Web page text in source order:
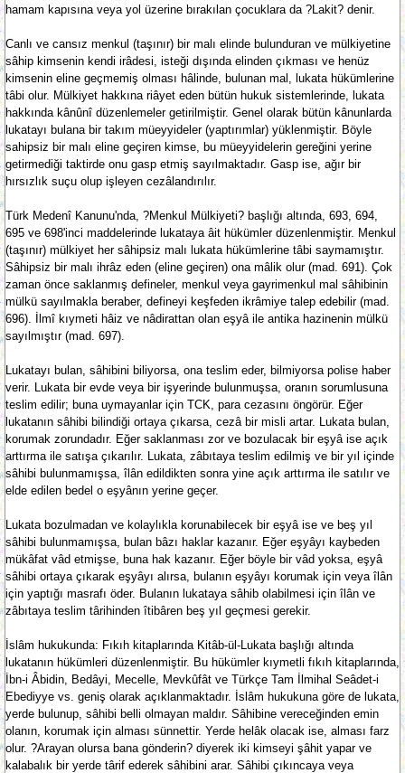
hamam kapısına veya yol üzerine bırakılan çocuklara da ?Lakit? denir.
Canlı ve cansız menkul (taşınır) bir malı elinde bulunduran ve mülkiyetine
sâhip kimsenin kendi irâdesi, isteği dışında elinden çıkması ve henüz
kimsenin eline geçmemiş olması hâlinde, bulunan mal, lukata hükümlerine
tâbi olur. Mülkiyet hakkına riâyet eden bütün hukuk sistemlerinde, lukata
hakkında kânûnî düzenlemeler getirilmiştir. Genel olarak bütün kânunlarda
lukatayı bulana bir takım müeyyideler (yaptırımlar) yüklenmiştir. Böyle
sahipsiz bir malı eline geçiren kimse, bu müeyyidelerin gereğini yerine
getirmediği taktirde onu gasp etmiş sayılmaktadır. Gasp ise, ağır bir
hırsızlık suçu olup işleyen cezâlandırılır.
Türk Medenî Kanunu'nda, ?Menkul Mülkiyeti? başlığı altında, 693, 694,
695 ve 698'inci maddelerinde lukataya âit hükümler düzenlenmiştir. Menkul
(taşınır) mülkiyet her sâhipsiz malı lukata hükümlerine tâbi saymamıştır.
Sâhipsiz bir malı ihrâz eden (eline geçiren) ona mâlik olur (mad. 691). Çok
zaman önce saklanmış defineler, menkul veya gayrimenkul mal sâhibinin
mülkü sayılmakla beraber, defineyi keşfeden ikrâmiye talep edebilir (mad.
696). İlmî kıymeti hâiz ve nâdirattan olan eşyâ ile antika hazinenin mülkü
sayılmıştır (mad. 697).
Lukatayı bulan, sâhibini biliyorsa, ona teslim eder, bilmiyorsa polise haber
verir. Lukata bir evde veya bir işyerinde bulunmuşsa, oranın sorumlusuna
teslim edilir; buna uymayanlar için TCK, para cezasını öngörür. Eğer
lukatanın sâhibi bilindiği ortaya çıkarsa, cezâ bir misli artar. Lukata bulan,
korumak zorundadır. Eğer saklanması zor ve bozulacak bir eşyâ ise açık
arttırma ile satışa çıkarılır. Lukata, zâbıtaya teslim edilmiş ve bir yıl içinde
sâhibi bulunmamışsa, îlân edildikten sonra yine açık arttırma ile satılır ve
elde edilen bedel o eşyânın yerine geçer.
Lukata bozulmadan ve kolaylıkla korunabilecek bir eşyâ ise ve beş yıl
sâhibi bulunmamışsa, bulan bâzı haklar kazanır. Eğer eşyâyı kaybeden
mükâfat vâd etmişse, buna hak kazanır. Eğer böyle bir vâd yoksa, eşyâ
sâhibi ortaya çıkarak eşyâyı alırsa, bulanın eşyâyı korumak için veya îlân
için yaptığı masrafı öder. Bulanın lukataya sâhib olabilmesi için îlân ve
zâbıtaya teslim târihinden îtibâren beş yıl geçmesi gerekir.
İslâm hukukunda: Fıkıh kitaplarında Kitâb-ül-Lukata başlığı altında
lukatanın hükümleri düzenlenmiştir. Bu hükümler kıymetli fıkıh kitaplarında,
İbn-i Âbidin, Bedâyi, Mecelle, Mevkûfât ve Türkçe Tam İlmihal Seâdet-i
Ebediyye vs. geniş olarak açıklanmaktadır. İslâm hukukuna göre de lukata,
yerde bulunup, sâhibi belli olmayan maldır. Sâhibine vereceğinden emin
olanın, korumak için alması sünnettir. Yerde helâk olacak ise, alması farz
olur. ?Arayan olursa bana gönderin? diyerek iki kimseyi şâhit yapar ve
kalabalık bir yerde târif ederek sâhibini arar. Sâhibi çıkıncaya veya